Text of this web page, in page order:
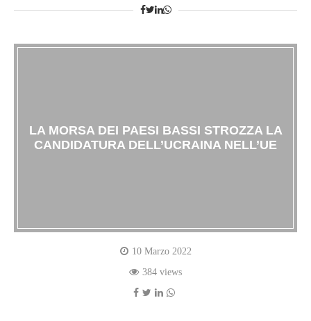
LA MORSA DEI PAESI BASSI STROZZA LA
CANDIDATURA DELL’UCRAINA NELL’UE
10 Marzo 2022
384 views